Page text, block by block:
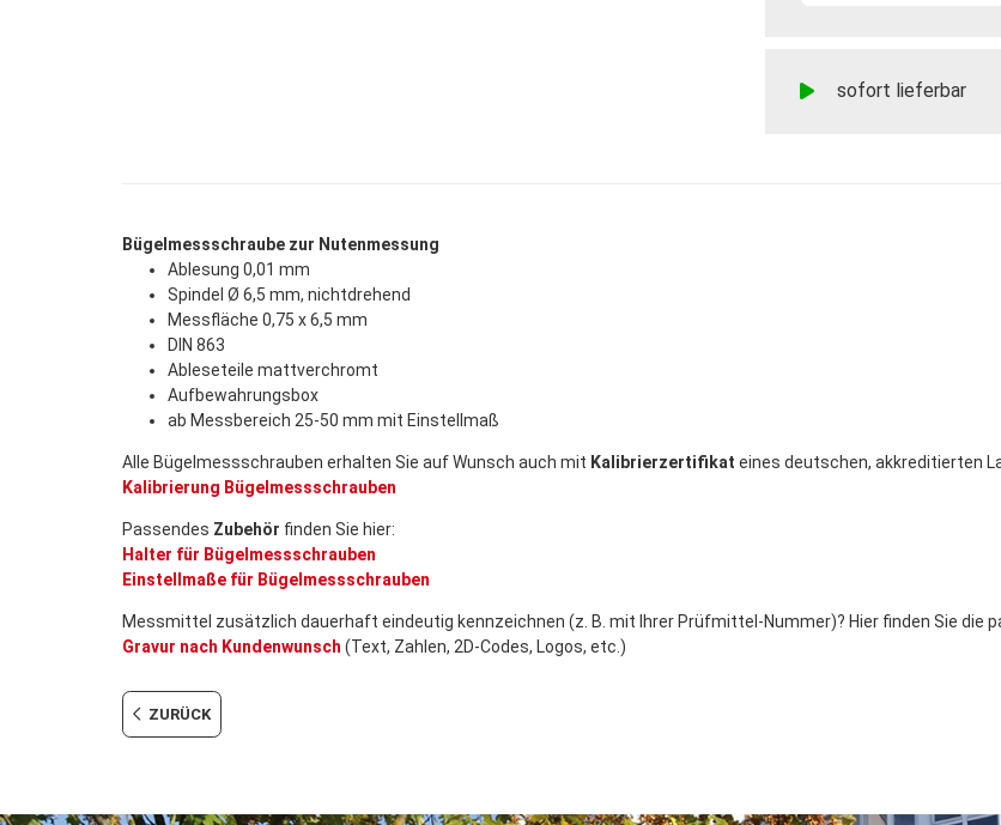
sofort lieferbar
Bügelmessschraube zur Nutenmessung
Ablesung 0,01 mm
Spindel Ø 6,5 mm, nichtdrehend
Messfläche 0,75 x 6,5 mm
DIN 863
Ableseteile mattverchromt
Aufbewahrungsbox
ab Messbereich 25-50 mm mit Einstellmaß
Alle Bügelmessschrauben erhalten Sie auf Wunsch auch mit Kalibrierzertifikat eines deutschen, akkreditierten
Kalibrierung Bügelmessschrauben
Passendes Zubehör finden Sie hier:
Halter für Bügelmessschrauben
Einstellmaße für Bügelmessschrauben
Messmittel zusätzlich dauerhaft eindeutig kennzeichnen (z. B. mit Ihrer Prüfmittel-Nummer)? Hier finden Sie die
Gravur nach Kundenwunsch (Text, Zahlen, 2D-Codes, Logos, etc.)
ZURÜCK